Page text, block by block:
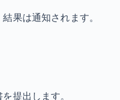
果は通知されます。
提出します。